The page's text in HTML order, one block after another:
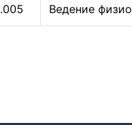
Ведение